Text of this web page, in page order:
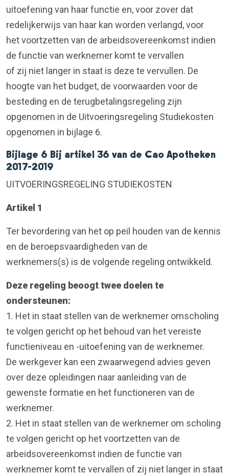
uitoefening van haar functie en, voor zover dat
redelijkerwijs van haar kan worden verlangd, voor
het voortzetten van de arbeidsovereenkomst indien
de functie van werknemer komt te vervallen
of zij niet langer in staat is deze te vervullen. De
hoogte van het budget, de voorwaarden voor de
besteding en de terugbetalingsregeling zijn
opgenomen in de Uitvoeringsregeling Studiekosten
opgenomen in bijlage 6.
Bijlage 6 Bij artikel 36 van de Cao Apotheken
2017-2019
UITVOERINGSREGELING STUDIEKOSTEN
Artikel 1
Ter bevordering van het op peil houden van de kennis
en de beroepsvaardigheden van de
werknemers(s) is de volgende regeling ontwikkeld.
Deze regeling beoogt twee doelen te
ondersteunen:
1. Het in staat stellen van de werknemer omscholing
te volgen gericht op het behoud van het vereiste
functieniveau en -uitoefening van de werknemer.
De werkgever kan een zwaarwegend advies geven
over deze opleidingen naar aanleiding van de
gewenste formatie en het functioneren van de
werknemer.
2. Het in staat stellen van de werknemer om scholing
te volgen gericht op het voortzetten van de
arbeidsovereenkomst indien de functie van
werknemer komt te vervallen of zij niet langer in staat